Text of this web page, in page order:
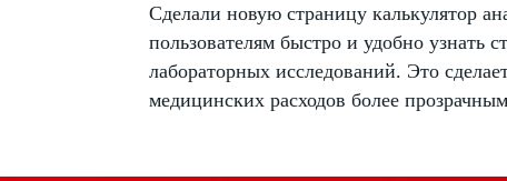
Сделали новую страницу калькулятор
пользователям быстро и удобно узнать
лабораторных исследований. Это
медицинских расходов более